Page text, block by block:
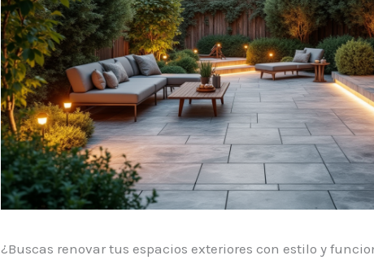
¿Buscas renovar tus espacios exteriores con estilo y